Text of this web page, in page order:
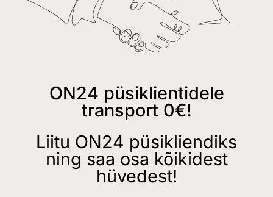
ON24 püsiklientidele
transport 0€!
Liitu ON24 püsikliendiks
ning saa osa kõikidest
hüvedest!